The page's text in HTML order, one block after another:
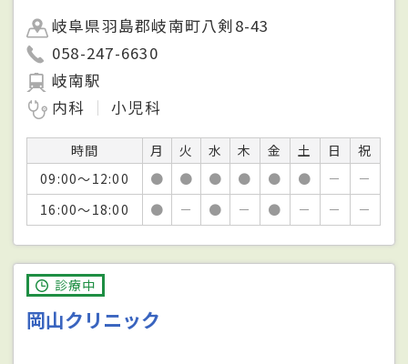
岐阜県羽島郡岐南町八剣8-43
058-247-6630
岐南駅
内科
小児科
時間 月 火 水 木 金 土 日
祝
09:00～12:00
● ● ● ● ● ● －
－
16:00～18:00
● － ● － ● － － －
診療中
岡山クリニック